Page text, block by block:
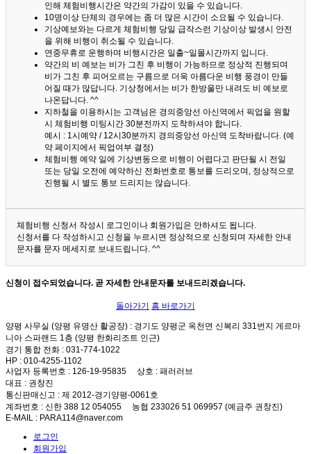
인해 체험비행시간은 약간의 가감이 있을 수 있습니다.
10명이상 단체의 경우에는 좀 더 많은 시간이 소요될 수 있습니다.
기상예보와는 다르게 체험비행 당일 급작스런 기상이상 발생시 안전
을 위해 비행이 취소될 수 있습니다.
연중무휴로 운행하며 비행시간은 일출~일몰시간까지 입니다.
약간의 비 예보는 비가 그친 후 비행이 가능하므로 정상적 진행되며
비가 그친 후 피어오르는 구름으로 더욱 아름다운 비행 풍경이 만들
어질 때가 많답니다. 기상청에서는 비가 한방울만 내려도 비 예보로
나온답니다. ^^
지하철을 이용하시는 고객님은 경의중앙선 아신역에서 픽업을 원할
시 체험비행 미팅시간 30분전까지 도착하셔야 합니다.
예시 : 1시예약 / 12시30분까지 경의중앙선 아신역 도착바랍니다. (예
약 페이지에서 픽업여부 결정)
체험비행 예약 일에 기상변동으로 비행이 어렵다고 판단될 시 전일
또는 당일 오전에 예약하신 전화번호로 통보를 드리오며, 정상적으로
진행될 시 별도 통보 드리지는 않습니다.
체험비행 신청서 작성시 로그인이나 회원가입은 안하셔도 됩니다.
신청서를 다 작성하시고 신청을 누르시면 정상적으로 신청되며 자세한 안내
문자를 문자 메세지로 보내드립니다. ^^
신청이 접수되었습니다. 곧 자세한 안내문자를 보내드리겠습니다.
돌아가기 홈 바로가기
양평 사무실 (양평 유명산 활공장) : 경기도 양평군 옥천면 신복리 331번지 게르마
니아 스파랜드 1층 (양평 한화리조트 인근)
경기 통합 전화 : 031-774-1022
HP : 010-4255-1102
사업자 등록번호 : 126-19-95835 상호 : 패러러브
대표 : 권창진
통신판매신고 : 제 2012-경기양평-0061호
계좌번호 : 신한 388 12 054055 농협 233026 51 069957 (예금주 권창진)
E-MAIL : PARA114@naver.com
로그인
회원가입